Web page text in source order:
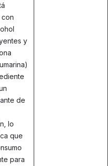
y
de
lo
que
para